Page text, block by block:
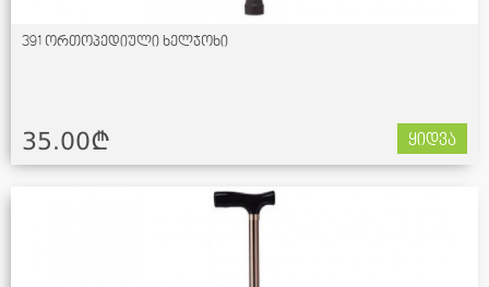
391 ორთოპედიული ხელჯოხი
35.00¢ ყიდვა